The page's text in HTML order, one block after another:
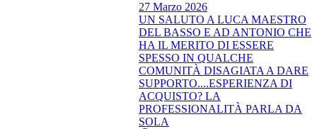
27 Marzo 2026
UN SALUTO A LUCA MAESTRO
DEL BASSO E AD ANTONIO CHE
HA IL MERITO DI ESSERE
SPESSO IN QUALCHE
COMUNITÀ DISAGIATA A DARE
SUPPORTO....ESPERIENZA DI
ACQUISTO? LA
PROFESSIONALITÀ PARLA DA
SOLA